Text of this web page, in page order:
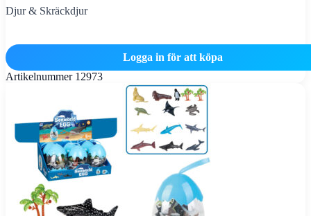
Djur & Skräckdjur
Logga in för att köpa
Artikelnummer 12973